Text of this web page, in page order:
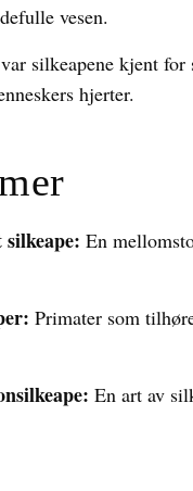
vesen.
silkeapene kjent
hjerter.
En
Primater som
En art av